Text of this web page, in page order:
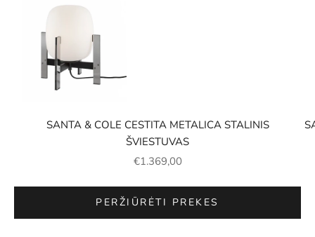
Eiti į elementą 2
Eiti į elementą 3
SANTA & COLE CESTITA METALICA STALINIS
ŠVIESTUVAS
PARDAVIMO KAINA
€1.369,00
PERŽIŪRĖTI PREKES